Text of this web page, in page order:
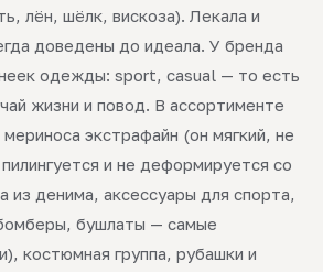
лён, шёлк, вискоза). Лекала и
доведены до идеала. У бренда
одежды: sport, casual — то есть
жизни и повод. В ассортименте
экстрафайн (он мягкий, не
и не деформируется со
из денима, аксессуары для спорта,
бушлаты — самые
костюмная группа, рубашки и